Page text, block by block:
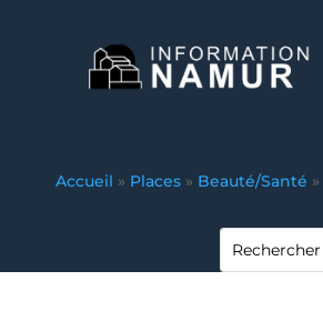
Accueil » Places » Beauté/Santé »